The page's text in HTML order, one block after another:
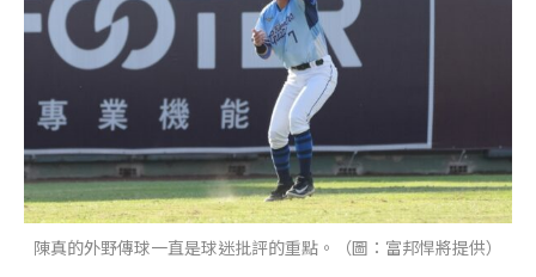
陳真的外野傳球一直是球迷批評的重點。（圖：富邦悍將提供）